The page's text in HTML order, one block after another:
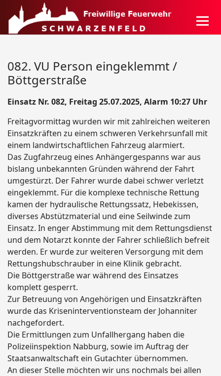
082. VU Person eingeklemmt /
Böttgerstraße
Einsatz Nr. 082, Freitag 25.07.2025, Alarm 10:27 Uhr
Freitagvormittag wurden wir mit zahlreichen weiteren
Einsatzkräften zu einem schweren Verkehrsunfall mit
einem landwirtschaftlichen Fahrzeug alarmiert.
Das Zugfahrzeug eines Anhängergespanns war aus
bislang unbekannten Gründen während der Fahrt
umgestürzt. Der Fahrer wurde dabei schwer verletzt
eingeklemmt. Für die komplexe technische Rettung
kamen der hydraulische Rettungssatz, Hebekissen,
diverses Abstützmaterial und eine Seilwinde zum
Einsatz. In enger Abstimmung mit dem Rettungsdienst
und dem Notarzt konnte der Fahrer schließlich befreit
werden. Er wurde zur weiteren Versorgung mit dem
Rettungshubschrauber in eine Klinik gebracht.
Die Böttgerstraße war während des Einsatzes
komplett gesperrt.
Zur Betreuung von Angehörigen und Einsatzkräften
wurde das Kriseninterventionsteam der Johanniter
nachgefordert.
Die Ermittlungen zum Unfallhergang haben die
Polizeiinspektion Nabburg, sowie im Auftrag der
Staatsanwaltschaft ein Gutachter übernommen.
An dieser Stelle möchten wir uns nochmals bei allen